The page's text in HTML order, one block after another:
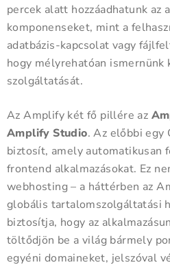
percek alatt hozzáadhatunk az
komponenseket, mint a
adatbázis-kapcsolat vagy
hogy mélyrehatóan ismernünk
szolgáltatását.
Az Amplify két fő pillére az
Amplify Studio. Az előbbi
biztosít, amely automatikusan
frontend alkalmazásokat. Ez
webhosting – a háttérben az
globális tartalomszolgáltatási
biztosítja, hogy az
töltődjön be a világ bármely
egyéni domaineket, jelszóval